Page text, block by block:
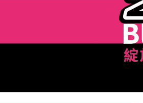
容